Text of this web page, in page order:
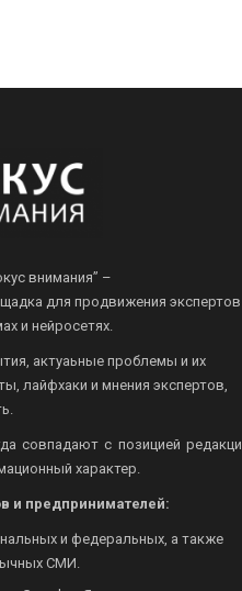
внимания” –
для продвижения экспертов
и нейросетях.
актуаьные проблемы и их
лайфхаки и мнения экспертов,
совпадают с позицией
характер.
и предпринимателей:
и федеральных, а также
СМИ.